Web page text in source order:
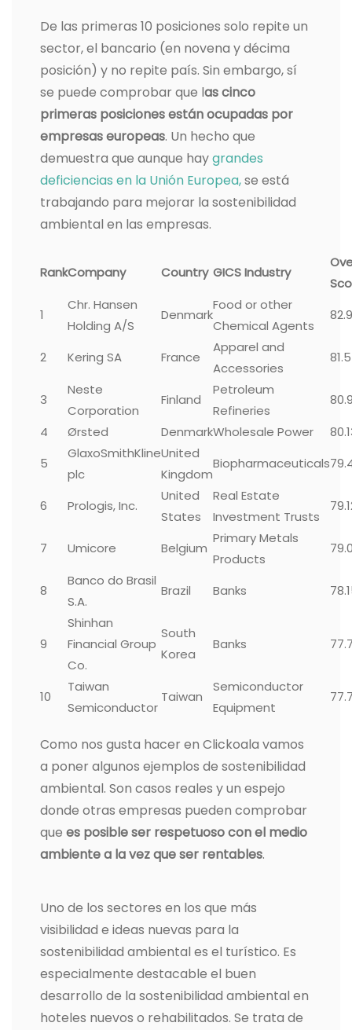
De las primeras 10 posiciones solo repite un
sector, el bancario (en novena y décima
posición) y no repite país. Sin embargo, sí
se puede comprobar que las cinco
primeras posiciones están ocupadas por
empresas europeas. Un hecho que
demuestra que aunque haygrandes
deficiencias en la Unión Europea,se está
trabajando para mejorar la sostenibilidad
ambiental en las empresas.
RankCompany Country GICS Industry
1
Chr. Hansen
Holding A/S
Denmark
Food or other
Chemical Agents
2 Kering SA France
Apparel and
Accessories
3
Neste
Corporation
Finland
Petroleum
Refineries
4
Ørsted DenmarkWholesale Power
5
GlaxoSmithKline
plc
United
Kingdom
Biopharmaceuticals
6 Prologis, Inc.
United
States
Real Estate
Investment Trusts
7 Umicore Belgium
Primary Metals
Products
8
Banco do Brasil
S.A.
Brazil Banks
9
Shinhan
Financial Group
Co.
South
Korea
Banks
10
Taiwan
Semiconductor
Taiwan
Semiconductor
Equipment
Como nos gusta hacer en Clickoala vamos
a poner algunos ejemplos de sostenibilidad
ambiental. Son casos reales y un espejo
donde otras empresas pueden comprobar
que es posible ser respetuoso con el medio
ambiente a la vez que ser rentables.
Uno de los sectores en los que más
visibilidad e ideas nuevas para la
sostenibilidad ambiental es el turístico. Es
especialmente destacable el buen
desarrollo de la sostenibilidad ambiental en
hoteles nuevos o rehabilitados. Se trata de